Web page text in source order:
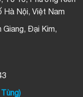
Hà Nội, Việt Nam
Đại Kim,